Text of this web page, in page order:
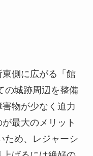
側に広がる「館
の城跡周辺を整備
物が少なく迫力
最大のメリット
ため、レジャーシ